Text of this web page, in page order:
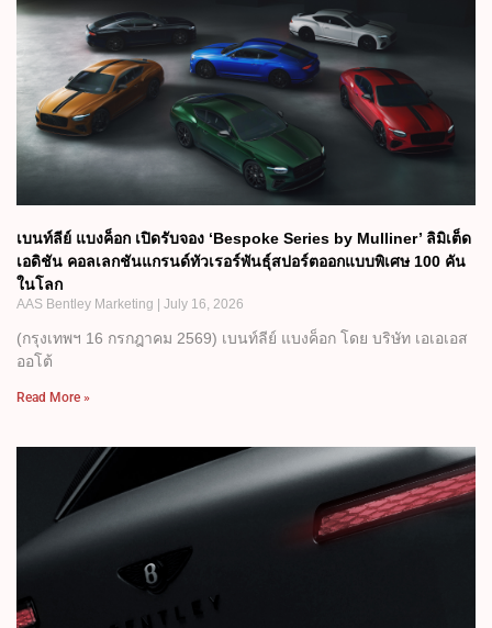
เบนท์ลีย์ แบงค็อก เปิดรับจอง ‘Bespoke Series by Mulliner’ ลิมิเต็ด
เอดิชัน คอลเลกชันแกรนด์ทัวเรอร์พันธุ์สปอร์ตออกแบบพิเศษ 100 คัน
ในโลก
AAS Bentley Marketing July 16, 2026
(กรุงเทพฯ 16 กรกฎาคม 2569) เบนท์ลีย์ แบงค็อก โดย บริษัท เอเอเอส
ออโต้
Read More »